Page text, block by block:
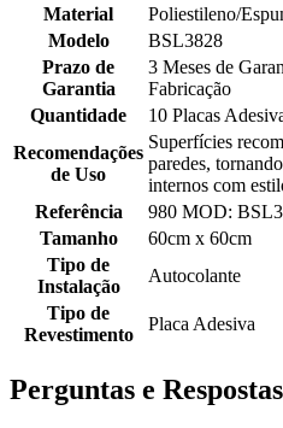
Material
Poliestileno/
Modelo
BSL3828
Prazo de
Garantia
3 Meses de
Fabricação
Quantidade
10 Placas
Recomendações
de Uso
Superfícies
paredes,
internos com
Referência
980 MOD:
Tamanho
60cm x 60cm
Tipo de
Instalação
Autocolante
Tipo de
Revestimento
Placa Adesiva
Perguntas e Respostas